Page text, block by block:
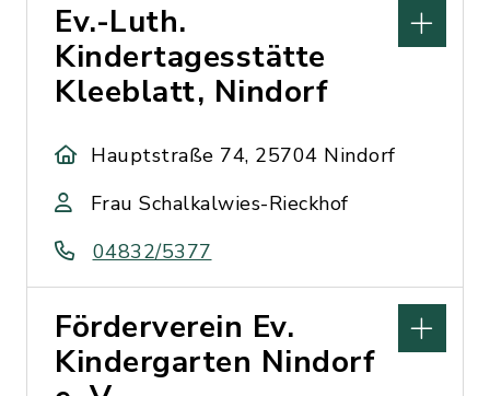
Ev.-Luth.
Kindertagesstätte
Kleeblatt, Nindorf
Hauptstraße 74, 25704 Nindorf
Frau Schalkalwies-Rieckhof
04832/5377
Förderverein Ev.
Kindergarten Nindorf